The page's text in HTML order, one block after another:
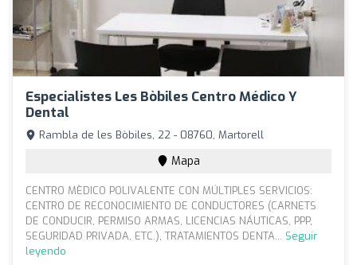
Especialistes Les Bòbiles Centro Médico Y
Dental
Rambla de les Bòbiles, 22 - 08760, Martorell
Mapa
CENTRO MÈDICO POLIVALENTE CON MÚLTIPLES SERVICIOS:
CENTRO DE RECONOCIMIENTO DE CONDUCTORES (CARNETS
DE CONDUCIR, PERMISO ARMAS, LICENCIAS NÁUTICAS, PPP,
SEGURIDAD PRIVADA, ETC.), TRATAMIENTOS DENTA... Seguir
leyendo